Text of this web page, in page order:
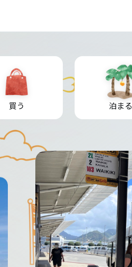
買う 泊まる